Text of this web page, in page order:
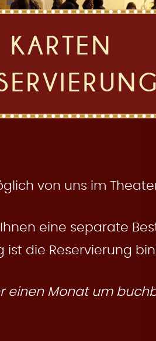
KARTEN
von uns im
eine separate
ist die Reservierung
einen Monat um